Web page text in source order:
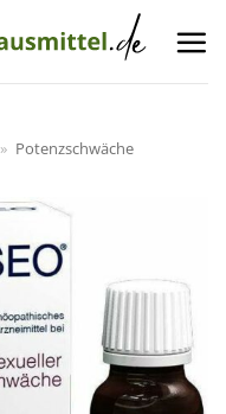
» Potenzschwäche